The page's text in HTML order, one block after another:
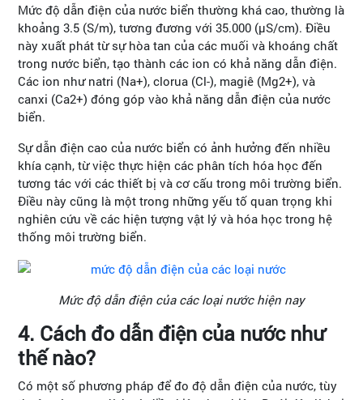
Mức độ dẫn điện của nước biển thường khá cao, thường là
khoảng 3.5 (S/m), tương đương với 35.000 (µS/cm). Điều
này xuất phát từ sự hòa tan của các muối và khoáng chất
trong nước biển, tạo thành các ion có khả năng dẫn điện.
Các ion như natri (Na+), clorua (Cl-), magiê (Mg2+), và
canxi (Ca2+) đóng góp vào khả năng dẫn điện của nước
biển.
Sự dẫn điện cao của nước biển có ảnh hưởng đến nhiều
khía cạnh, từ việc thực hiện các phân tích hóa học đến
tương tác với các thiết bị và cơ cấu trong môi trường biển.
Điều này cũng là một trong những yếu tố quan trọng khi
nghiên cứu về các hiện tượng vật lý và hóa học trong hệ
thống môi trường biển.
Mức độ dẫn điện của các loại nước hiện nay
4. Cách đo dẫn điện của nước như
thế nào?
Có một số phương pháp để đo độ dẫn điện của nước, tùy